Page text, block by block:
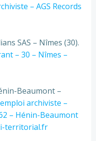
– AGS Records
SAS – Nîmes (30).
– 30 – Nîmes –
Beaumont –
archiviste –
– Hénin-Beaumont
territorial.fr